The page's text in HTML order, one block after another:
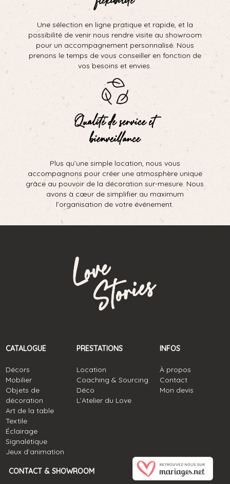
Une sélection en ligne pratique et rapide, et la
possibilité de venir nous rendre visite au showroom
pour un accompagnement personnalisé. Nous
prenons le temps de vous conseiller en fonction de
vos besoins et envies.
Qualité de service et
bienveillance
Plus qu’une simple location, nous vous
accompagnons pour créer une atmosphère unique
grâce au pouvoir de la décoration sur-mesure. Nous
avons à cœur de simplifier au maximum
l’organisation de votre événement.
CATALOGUE
Décors
Mobilier
Objets de
décoration
Art de la table
Textile
Éclairage
Signalétique
Jeux d’animation
PRESTATIONS
Location
Coaching & Sourcing
Déco
L’Atelier du Love
INFOS
À propos
Contact
Mon devis
CONTACT & SHOWROOM